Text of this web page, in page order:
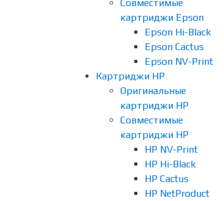
Совместимые
картриджи Epson
Epson Hi-Black
Epson Cactus
Epson NV-Print
Картриджи HP
Оригинальные
картриджи HP
Совместимые
картриджи HP
HP NV-Print
HP Hi-Black
HP Cactus
HP NetProduct